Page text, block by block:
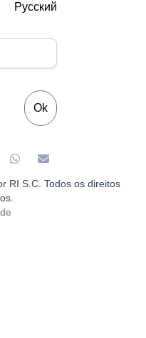
Русский
Ok
RI S.C. Todos os direitos